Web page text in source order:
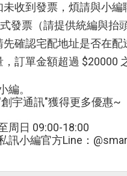
收到發票，煩請與小編
發票（請提供統編與抬
確認宅配地址是否在配
訂單金額超過 $20000
編。
宇通訊"獲得更多優惠~
周日 09:00-18:00
訊小編官方Line：